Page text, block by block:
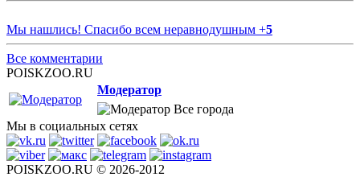
Мы нашлись! Спасибо всем неравнодушным +5
Все комментарии
POISKZOO.RU
Модератор
Все города
Мы в социальных сетях
POISKZOO.RU © 2026-2012